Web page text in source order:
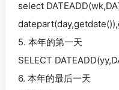
select
5. 本年的第一天
SELECT
6. 本年的最后一天